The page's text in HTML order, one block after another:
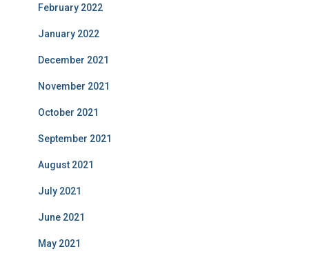
February 2022
January 2022
December 2021
November 2021
October 2021
September 2021
August 2021
July 2021
June 2021
May 2021